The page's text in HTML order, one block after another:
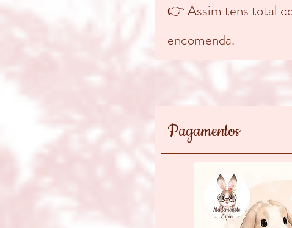
👉 Assim tens total
encomenda.
Pagamentos